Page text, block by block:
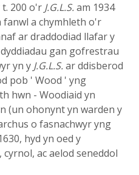
200 o'r J.G.L.S.am 1934
fanwl a chymhleth o'r
ar draddodiad llafar y
gan gofrestrau
yn y J.G.L.S.ar ddisberod
pob ' Wood ' yng
hwn - Woodiaid yn
(un ohonynt yn warden y
o fasnachwyr yng
hyd yn oed y
, cyrnol, ac aelod seneddol